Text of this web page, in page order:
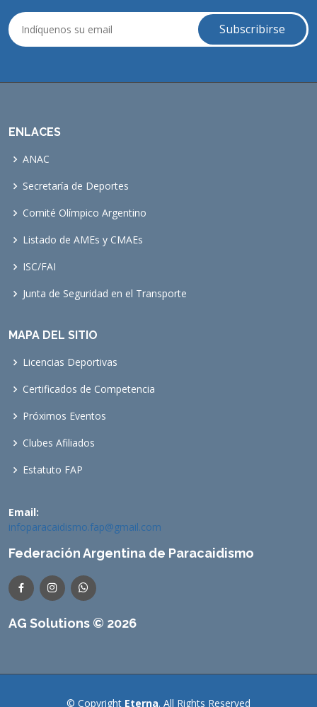
ENLACES
ANAC
Secretaría de Deportes
Comité Olímpico Argentino
Listado de AMEs y CMAEs
ISC/FAI
Junta de Seguridad en el Transporte
MAPA DEL SITIO
Licencias Deportivas
Certificados de Competencia
Próximos Eventos
Clubes Afiliados
Estatuto FAP
Email:
infoparacaidismo.fap@gmail.com
Federación Argentina de Paracaidismo
AG Solutions © 2026
© Copyright Eterna. All Rights Reserved